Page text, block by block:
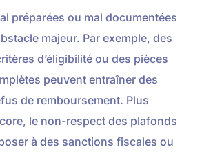
préparées ou mal documentées
majeur. Par exemple, des
d’éligibilité ou des pièces
peuvent entraîner des
de remboursement. Plus
le non-respect des plafonds
à des sanctions fiscales ou